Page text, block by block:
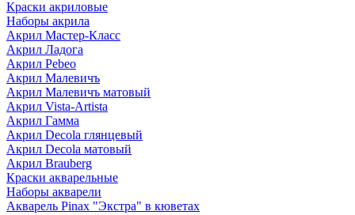
Краски акриловые
Наборы акрила
Акрил Мастер-Класс
Акрил Ладога
Акрил Pebeo
Акрил Малевичъ
Акрил Малевичъ матовый
Акрил Vista-Artista
Акрил Гамма
Акрил Decola глянцевый
Акрил Decola матовый
Акрил Brauberg
Краски акварельные
Наборы акварели
Акварель Pinax "Экстра" в кюветах